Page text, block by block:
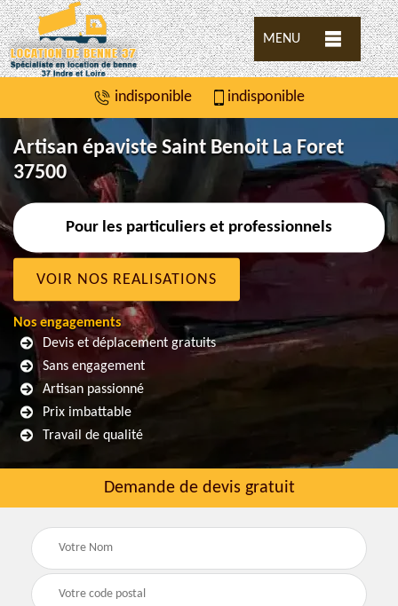
MENU
indisponible indisponible
Artisan épaviste Saint Benoit La Foret
37500
Pour les particuliers et professionnels
VOIR NOS REALISATIONS
Nos engagements
Devis et déplacement gratuits
Sans engagement
Artisan passionné
Prix imbattable
Travail de qualité
Demande de devis gratuit